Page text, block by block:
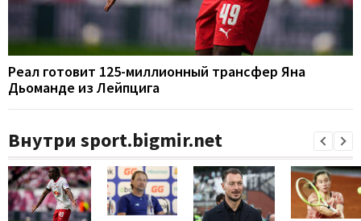
Реал готовит 125-миллионный трансфер Яна
Дьоманде из Лейпцига
Внутри sport.bigmir.net